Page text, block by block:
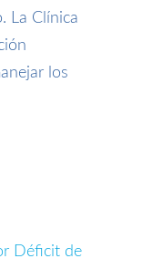
La Clínica
los
Déficit de